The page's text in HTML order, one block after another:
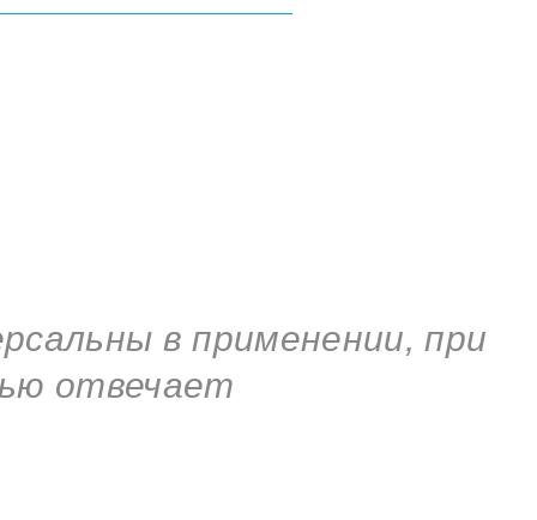
в применении, при
отвечает